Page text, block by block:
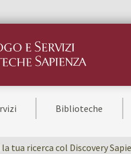
Biblioteche
tua ricerca col Discovery